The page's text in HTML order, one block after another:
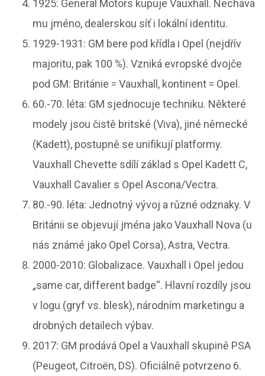
1925: General Motors kupuje Vauxhall. Nechává
mu jméno, dealerskou síť i lokální identitu.
1929-1931: GM bere pod křídla i Opel (nejdřív
majoritu, pak 100 %). Vzniká evropské dvojče
pod GM: Británie = Vauxhall, kontinent = Opel.
60.-70. léta: GM sjednocuje techniku. Některé
modely jsou čistě britské (Viva), jiné německé
(Kadett), postupně se unifikují platformy.
Vauxhall Chevette sdílí základ s Opel Kadett C,
Vauxhall Cavalier s Opel Ascona/Vectra.
80.-90. léta: Jednotný vývoj a různé odznaky. V
Británii se objevují jména jako Vauxhall Nova (u
nás známé jako Opel Corsa), Astra, Vectra.
2000-2010: Globalizace. Vauxhall i Opel jedou
„same car, different badge“. Hlavní rozdíly jsou
v logu (gryf vs. blesk), národním marketingu a
drobných detailech výbav.
2017: GM prodává Opel a Vauxhall skupině PSA
(Peugeot, Citroën, DS). Oficiálně potvrzeno 6.